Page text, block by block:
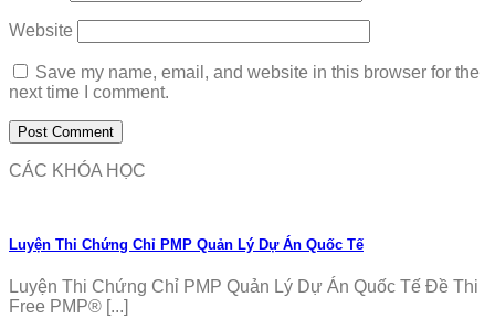
Website
Save my name, email, and website in this browser for the
next time I comment.
CÁC KHÓA HỌC
Luyện Thi Chứng Chỉ PMP Quản Lý Dự Án Quốc Tế
Luyện Thi Chứng Chỉ PMP Quản Lý Dự Án Quốc Tế Đề Thi
Free PMP® [...]